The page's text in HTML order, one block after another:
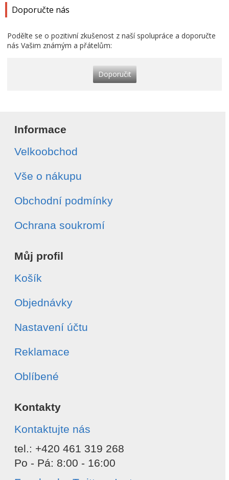
Doporučte nás
Podělte se o pozitivní zkušenost z naší spolupráce a doporučte
nás Vašim známým a přátelům:
Doporučit
Informace
Velkoobchod
Vše o nákupu
Obchodní podmínky
Ochrana soukromí
Můj profil
Košík
Objednávky
Nastavení účtu
Reklamace
Oblíbené
Kontakty
Kontaktujte nás
tel.: +420 461 319 268
Po - Pá: 8:00 - 16:00